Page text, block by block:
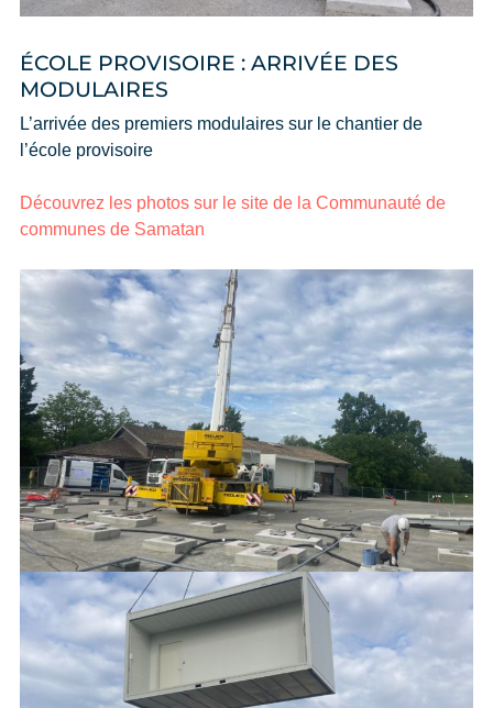
ÉCOLE PROVISOIRE : ARRIVÉE DES
MODULAIRES
L’arrivée des premiers modulaires sur le chantier de
l’école provisoire
Découvrez les photos sur le site de la Communauté de
communes de Samatan